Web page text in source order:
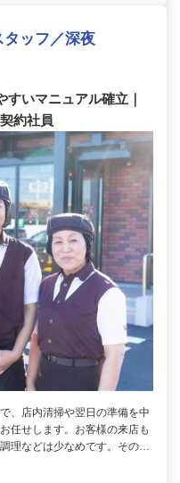
ッフ／深夜
すいマニュアル確立｜
約社員
、店内清掃や翌日の準備を中
任せします。お客様の来店も
理などは少なめです。その…